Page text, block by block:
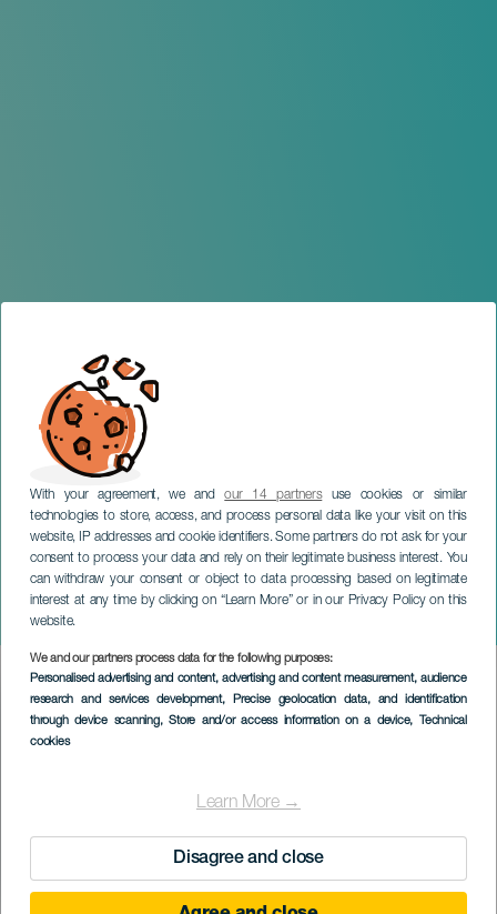
With your agreement, we andour 14 partnersuse cookies or similar
technologies to store, access, and process personal data like your visit on this
website, IP addresses and cookie identifiers. Some partners do not ask for your
consent to process your data and rely on their legitimate business interest. You
can withdraw your consent or object to data processing based on legitimate
interest at any time by clicking on “Learn More” or in our Privacy Policy on this
website.
We and our partners process data for the following purposes:
Personalised advertising and content, advertising and content measurement, audience
research and services development, Precise geolocation data, and identification
through device scanning, Store and/or access information on a device, Technical
cookies
Learn More →
Disagree and close
Haría Titán
LANZAROTE
Imagen
Listado